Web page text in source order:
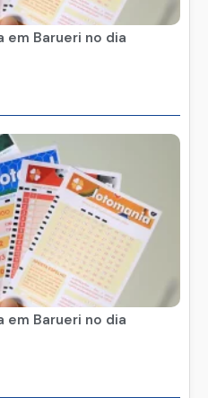
em Barueri no dia
em Barueri no dia